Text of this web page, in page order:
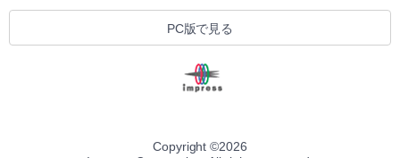
PC版で見る
Copyright ©2026